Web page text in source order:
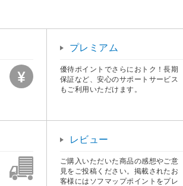
プレミアム
優待ポイントでさらにおトク！長期
保証など、安心のサポートサービス
もご利用いただけます。
レビュー
ご購入いただいた商品の感想やご意
見をご投稿ください。掲載されたお
客様にはソフマップポイントをプレ